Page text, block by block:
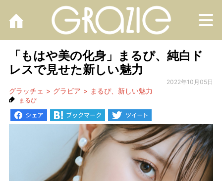
「もはや美の化身」まるぴ、純白ド
レスで見せた新しい魅力
2022年10月05日
グラッチェ グラビア まるぴ、新しい魅力
まるぴ